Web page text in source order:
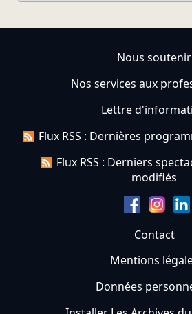
Nous soutenir
Nos services aux
Lettre
Flux RSS : Dernières
Flux RSS : Derniers
modifiés
Contact
Mentions
Données